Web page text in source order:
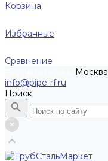
Корзина
Избранные
Сравнение
Москва
info@pipe-rf.ru
Поиск